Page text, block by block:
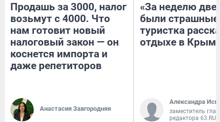
Продашь за 3000, налог
возьмут с 4000. Что
нам готовит новый
налоговый закон — он
коснется импорта и
даже репетиторов
Анастасия Завгородняя
«За неделю две
были
туристка
отдыхе в
Александра
заместитель
редактора 63.RU